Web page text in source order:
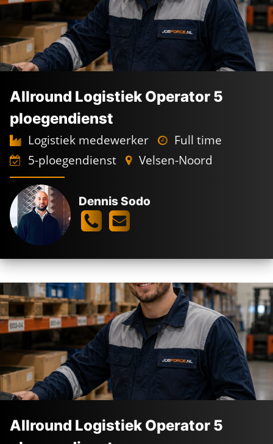
MAGAZIJN
VACATURES
De kracht achter jouw nieuwe baan
Debeste voorwaarden
Industrie in ons
Persoonlijkgeregeld
Allround Logistiek Operator 5
ploegendienst
Logistiek medewerker
Full time
5-ploegendienst
Velsen-Noord
Dennis Sodo
Allround Logistiek Operator 5